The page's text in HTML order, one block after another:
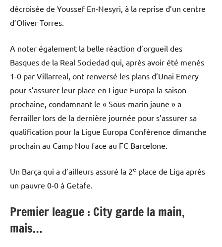
décroisée de Youssef En-Nesyri, à la reprise d’un centre
d’Oliver Torres.
A noter également la belle réaction d’orgueil des
Basques de la Real Sociedad qui, après avoir été menés
1-0 par Villarreal, ont renversé les plans d’Unai Emery
pour s’assurer leur place en Ligue Europa la saison
prochaine, condamnant le « Sous-marin jaune » a
ferrailler lors de la dernière journée pour s’assurer sa
qualification pour la Ligue Europa Conférence dimanche
prochain au Camp Nou face au FC Barcelone.
Un Barça qui a d’ailleurs assuré la 2e place de Liga après
un pauvre 0-0 à Getafe.
Premier league : City garde la main,
mais…